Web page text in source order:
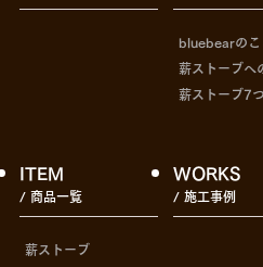
bluebearのこ
薪ストーブへ
薪ストーブ7
ITEM
/ 商品一覧
薪ストーブ
WORKS
/ 施工事例